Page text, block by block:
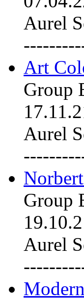
Aurel
Art
Group
Aurel
Group
Aurel